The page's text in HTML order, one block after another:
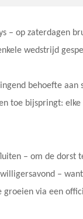
– op zaterdagen
wedstrijd
behoefte
toe bijspringt:
– om de dorst
–
via een